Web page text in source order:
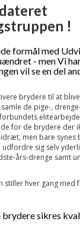
!
formål med
- men Vi
vil se en del
brydere til at
de pige-,
for de brydere der
men bare synes
udfordre sig selv
års-drenge samt
stiller hver gang
brydere sikres